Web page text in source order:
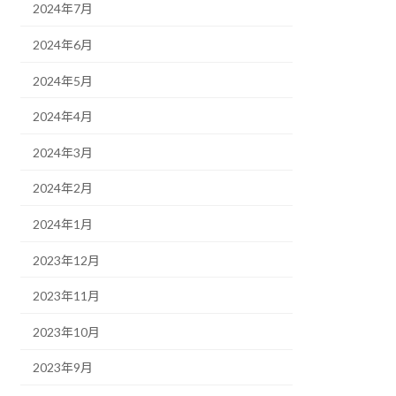
2024年7月
2024年6月
2024年5月
2024年4月
2024年3月
2024年2月
2024年1月
2023年12月
2023年11月
2023年10月
2023年9月